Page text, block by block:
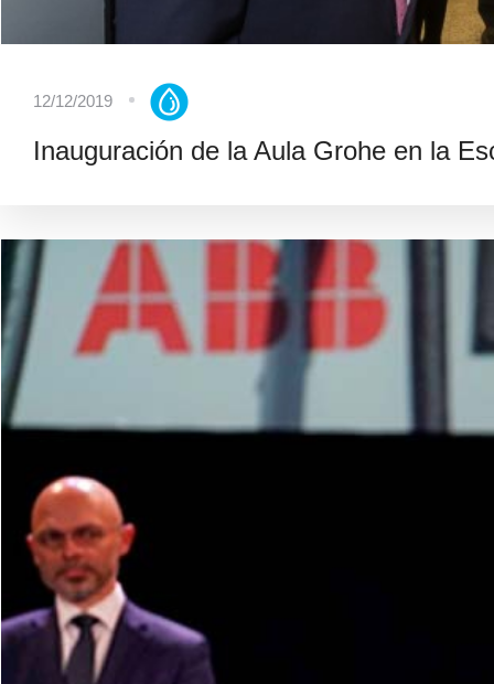
12/12/2019
Inauguración de la Aula Grohe en la